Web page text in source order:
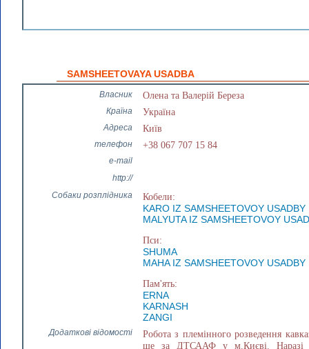
SAMSHEETOVAYA USADBA
Власник Олена та Валерій Береза
Країна Україна
Адреса Київ
телефон +38 067 707 15 84
e-mail
http://
Собаки розплідника
Кобели:
KARO IZ SAMSHEETOVOY USADBY
MALYUTA IZ SAMSHEETOVOY
Пси:
SHUMA
MAHA IZ SAMSHEETOVOY USADBY
Пам'ять:
ERNA
KARNASH
ZANGI
Додаткові відомості
Робота з племінного розведення
ще за ДТСААФ у м.Києві. Наразі